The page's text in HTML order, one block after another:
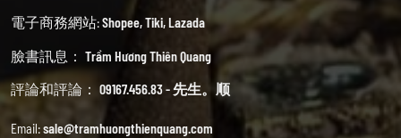
電子商務網站:Shopee,Tiki,Lazada
臉書訊息： Trầm Hương Thiên Quang
評論和評論： 09167.456.83 - 先生。顺
Email:sale@tramhuongthienquang.com